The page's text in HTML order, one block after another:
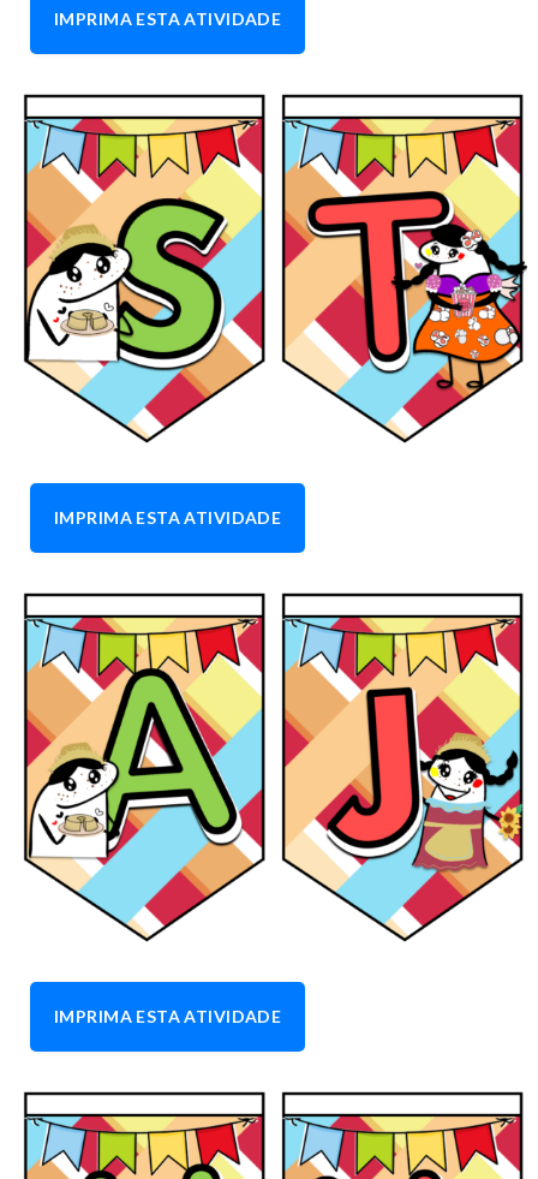
IMPRIMA ESTA ATIVIDADE
IMPRIMA ESTA ATIVIDADE
IMPRIMA ESTA ATIVIDADE